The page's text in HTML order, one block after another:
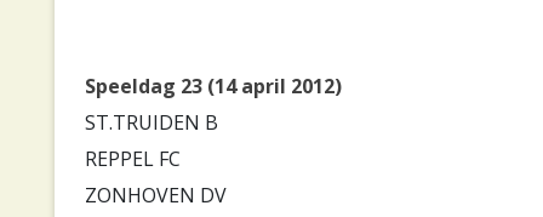
Speeldag 23 (14 april 2012)
ST.TRUIDEN B
REPPEL FC
ZONHOVEN DV